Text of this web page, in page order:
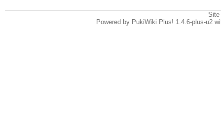
Powered by PukiWiki Plus! 1.4.6-plus-u2